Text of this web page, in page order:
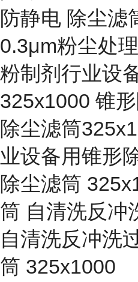
防静电 除尘滤
0.3μm粉尘处理
粉制剂行业设
325x1000 锥
除尘滤筒
业设备用锥形
除尘滤筒
筒 自清洗反冲
自清洗反冲洗
筒 325x1000